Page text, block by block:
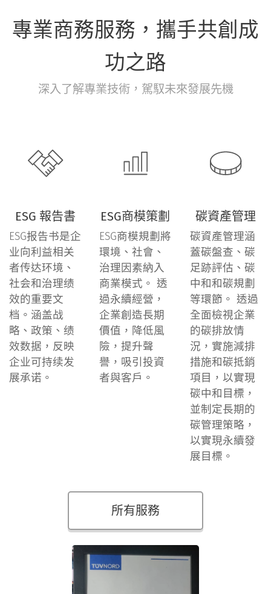
專業商務服務，攜手共創成
功之路
深入了解專業技術，駕馭未來發展先機
ESG 報告書
ESG报告书是企
业向利益相关
者传达环境、
社会和治理绩
效的重要文
档。涵盖战
略、政策、绩
效数据，反映
企业可持续发
展承诺。
ESG商模策劃
ESG商模規劃將
環境、社會、
治理因素納入
商業模式。 透
過永續經營，
企業創造長期
價值，降低風
險，提升聲
譽，吸引投資
者與客戶。
碳資產管理
碳資產管理涵
蓋碳盤查、碳
足跡評估、碳
中和和碳規劃
等環節。 透過
全面檢視企業
的碳排放情
況，實施減排
措施和碳抵銷
項目，以實現
碳中和目標，
並制定長期的
碳管理策略，
以實現永續發
展目標。
所有服務